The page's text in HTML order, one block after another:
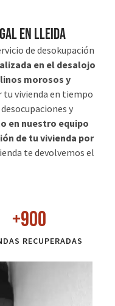
en Lleida
de desokupación
en el desalojo
morosos y
tu vivienda en tiempo
y
en nuestro equipo
de tu vivienda por
te devolvemos el
RECUPERADAS
+900